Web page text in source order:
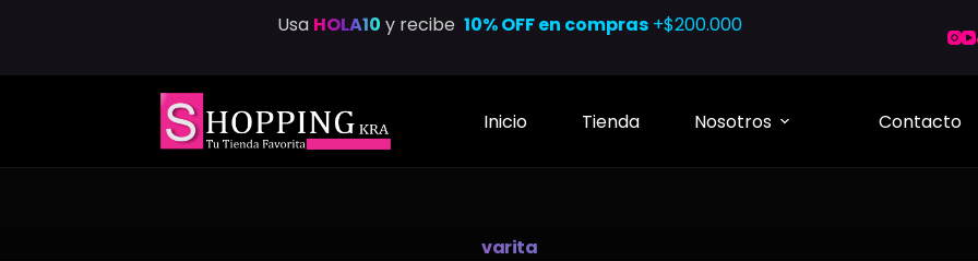
Usa HOLA10 y recibe 10% OFF en compras+$200.000
Inicio Tienda Nosotros Contacto
varita